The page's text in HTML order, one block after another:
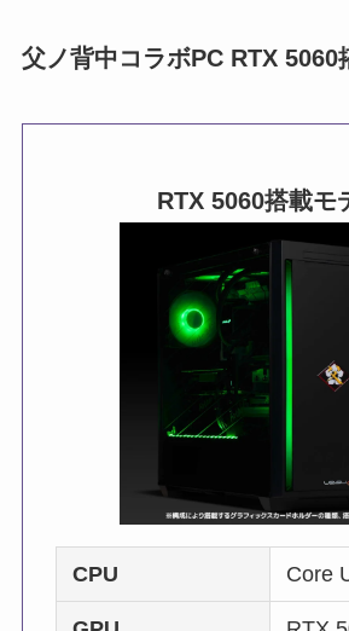
父ノ背中コラボPC RTX 5060
RTX 5060搭載モ
CPU Core